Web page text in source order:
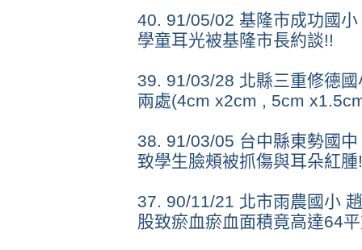
40. 91/05/02 基隆市成功國
學童耳光被基隆市長約談!!
39. 91/03/28 北縣三重修德
兩處(4cm x2cm , 5cm
38. 91/03/05 台中縣東勢國
致學生臉頰被抓傷與耳朵紅腫
37. 90/11/21 北市雨農國小
股致瘀血瘀血面積竟高達64